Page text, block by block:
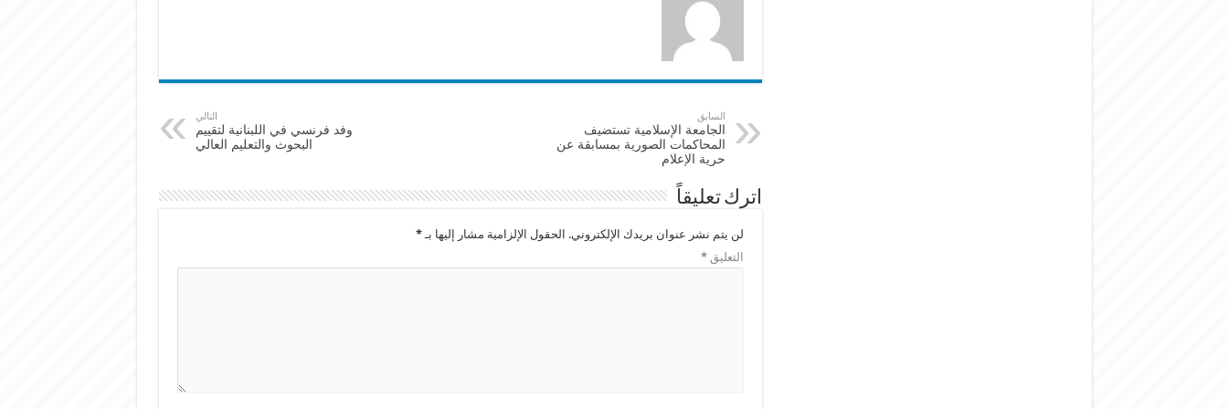
السابق
الجامعة الإسلامية تستضيف
المحاكمات الصورية بمسابقة عن
حرية الإعلام
التالي
وفد فرنسي في اللبنانية لتقييم
البحوث والتعليم العالي
اترك تعليقاً
لن يتم نشر عنوان بريدك الإلكتروني. الحقول الإلزامية مشار إليها بـ*
التعليق*